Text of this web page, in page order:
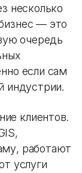
несколько
— это
очередь
если сам
индустрии.
клиентов.
работают
услуги